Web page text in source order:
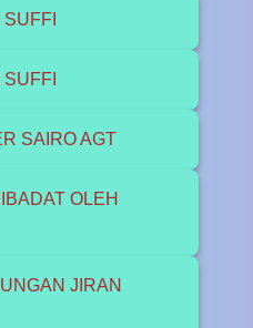
SAIRO AGT
OLEH
JIRAN